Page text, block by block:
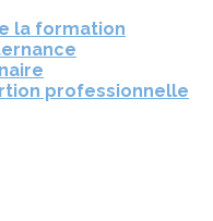
la formation
professionnelle